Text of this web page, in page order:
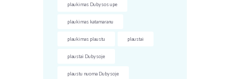
plaukimas Dubysos upe
plaukimas katamaranu
plaukimas plaustu plaustai
plaustai Dubysoje
plaustu nuoma Dubysoje